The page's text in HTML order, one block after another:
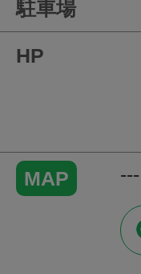
駐車場
HP
MAP ---